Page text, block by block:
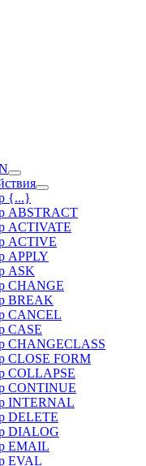
{...}
ABSTRACT
ACTIVATE
ACTIVE
APPLY
ASK
CHANGE
BREAK
CANCEL
CASE
CHANGECLASS
CLOSE FORM
COLLAPSE
CONTINUE
INTERNAL
DELETE
DIALOG
EMAIL
EVAL